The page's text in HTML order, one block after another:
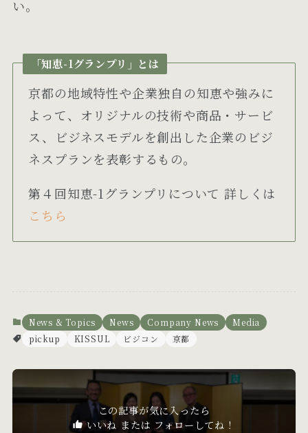
い。
「知恵-1グランプリ」とは
京都の地域特性や企業独自の知恵や強みに
よって、オリジナルの技術や商品・サービ
ス、ビジネスモデルを創出した企業のビジ
ネスプランを表彰するもの。
第４回知恵-1グランプリについて 詳しくは
こちら
News & Topics News Company News
Media
pickup
KISSUL ビジコン 京都
この記事が気に入ったら
いいね または フォローしてね！